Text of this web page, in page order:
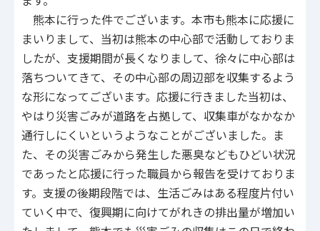
熊本に行った件でございます。本市も熊本に応援に
まいりまして、当初は熊本の中心部で活動しておりま
したが、支援期間が長くなりまして、徐々に中心部は
落ちついてきて、その中心部の周辺部を収集するよう
な形になってございます。応援に行きました当初は、
やはり災害ごみが道路を占拠して、収集車がなかなか
通行しにくいというようなことがございました。ま
た、その災害ごみから発生した悪臭などもひどい状況
であったと応援に行った職員から報告を受けておりま
す。支援の後期段階では、生活ごみはある程度片付い
ていく中で、復興期に向けてがれきの排出量が増加い